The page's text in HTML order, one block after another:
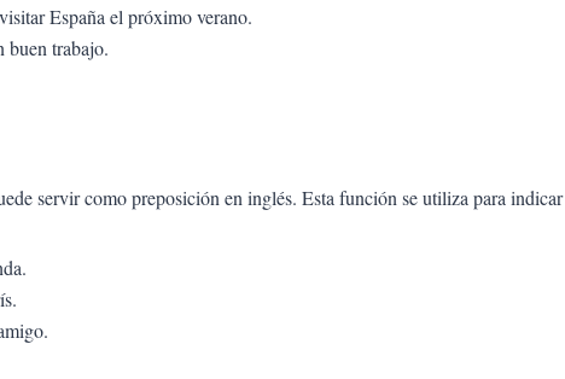
España el próximo verano.
buen trabajo.
servir como preposición en inglés. Esta función se utiliza para